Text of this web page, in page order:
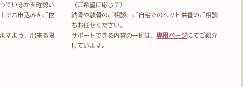
ているかを確認い
でお申込みをご依
すよう、出来る限
（ご希望に応じて）
納骨や散骨のご相談、ご自宅でのペット供養のご相談
もお任せください。
サポートできる内容の一例は、 専用ページにてご紹介
しています。